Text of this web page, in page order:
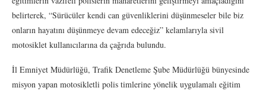
belirterek, “Sürücüler kendi can güvenliklerini düşünmeseler bile biz
onların hayatını düşünmeye devam edeceğiz” kelamlarıyla sivil
motosiklet kullanıcılarına da çağrıda bulundu.
İl Emniyet Müdürlüğü, Trafik Denetleme Şube Müdürlüğü bünyesinde
misyon yapan motosikletli polis timlerine yönelik uygulamalı eğitim